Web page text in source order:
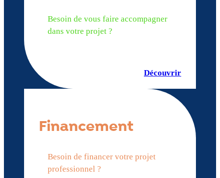
Besoin de vous faire accompagner
dans votre projet ?
Découvrir
Financement
Besoin de financer votre projet
professionnel ?